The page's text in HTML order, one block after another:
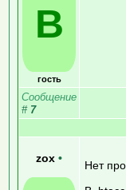
В
гость
Сообщение
# 7
zox •
Нет